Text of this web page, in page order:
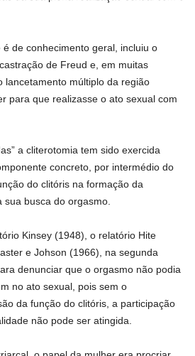
de conhecimento geral, incluiu o
de Freud e, em muitas
lancetamento múltiplo da região
para que realizasse o ato sexual com
a cliterotomia tem sido exercida
concreto, por intermédio do
do clitóris na formação da
busca do orgasmo.
Kinsey (1948), o relatório Hite
e Johson (1966), na segunda
denunciar que o orgasmo não podia
no ato sexual, pois sem o
da função do clitóris, a participação
não pode ser atingida.